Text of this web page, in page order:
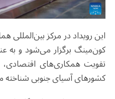
این رویداد در مرکز
کون‌مینگ برگزار می‌شود و به
تقویت همکاری‌های
کشورهای آسیای جنوبی